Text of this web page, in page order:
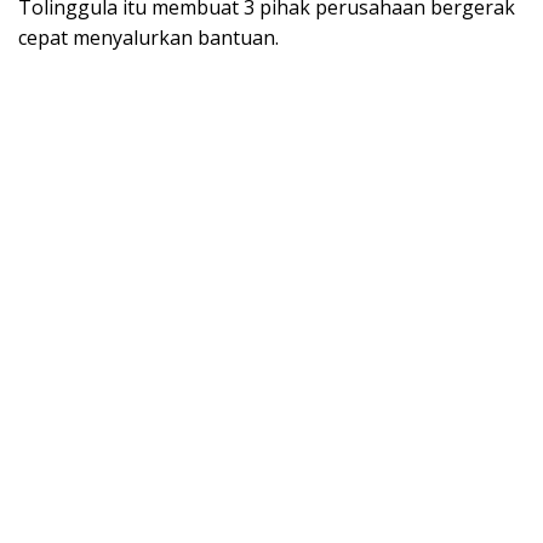
Tolinggula itu membuat 3 pihak perusahaan bergerak
cepat menyalurkan bantuan.